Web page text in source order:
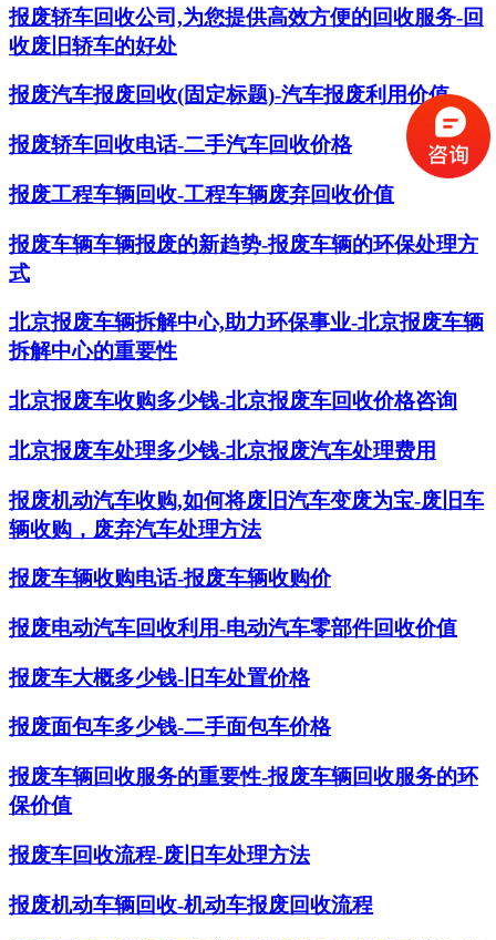
报废轿车回收公司,为您提供高效方便的回收服务-回
收废旧轿车的好处
报废汽车报废回收(固定标题)-汽车报废利用价值
报废轿车回收电话-二手汽车回收价格
报废工程车辆回收-工程车辆废弃回收价值
报废车辆车辆报废的新趋势-报废车辆的环保处理方
式
北京报废车辆拆解中心,助力环保事业-北京报废车辆
拆解中心的重要性
北京报废车收购多少钱-北京报废车回收价格咨询
北京报废车处理多少钱-北京报废汽车处理费用
报废机动汽车收购,如何将废旧汽车变废为宝-废旧车
辆收购，废弃汽车处理方法
报废车辆收购电话-报废车辆收购价
报废电动汽车回收利用-电动汽车零部件回收价值
报废车大概多少钱-旧车处置价格
报废面包车多少钱-二手面包车价格
报废车辆回收服务的重要性-报废车辆回收服务的环
保价值
报废车回收流程-废旧车处理方法
报废机动车辆回收-机动车报废回收流程